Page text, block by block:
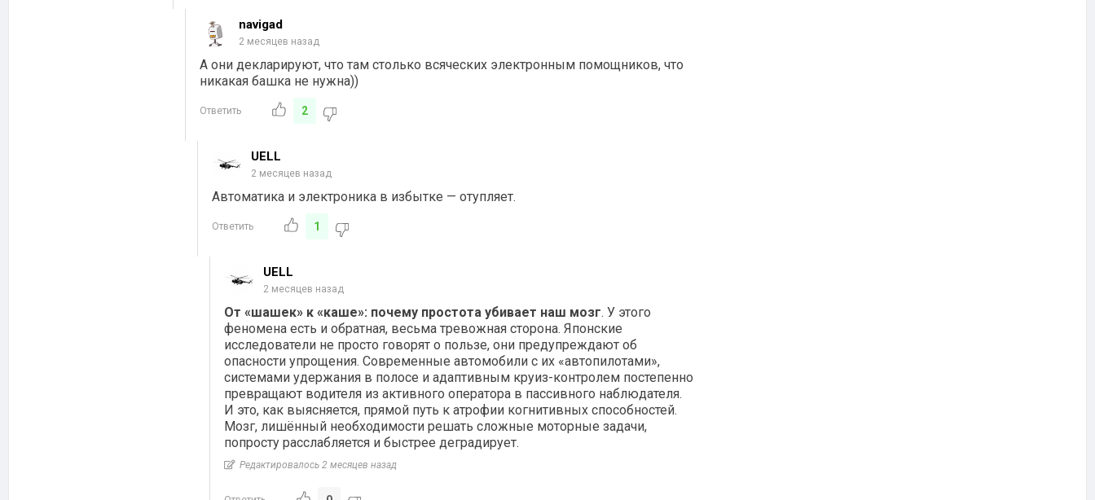
navigad
2 месяцев назад
А они декларируют, что там столько всяческих электронным помощников, что
никакая башка не нужна))
Ответить 2
UELL
2 месяцев назад
Автоматика и электроника в избытке — отупляет.
Ответить 1
UELL
2 месяцев назад
От «шашек» к «каше»: почему простота убивает наш мозг. У этого
феномена есть и обратная, весьма тревожная сторона. Японские
исследователи не просто говорят о пользе, они предупреждают об
опасности упрощения. Современные автомобили с их «автопилотами»,
системами удержания в полосе и адаптивным круиз-контролем постепенно
превращают водителя из активного оператора в пассивного наблюдателя.
И это, как выясняется, прямой путь к атрофии когнитивных способностей.
Мозг, лишённый необходимости решать сложные моторные задачи,
попросту расслабляется и быстрее деградирует.
Редактировалось 2 месяцев назад